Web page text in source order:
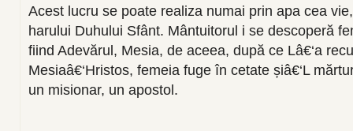
Acest lucru se poate realiza numai prin apa cea
harului Duhului Sfânt. Mântuitorul i se descoperă
fiind Adevărul, Mesia, de aceea, după ce Lâ€‘a
Mesiaâ€‘Hristos, femeia fuge în cetate șiâ€‘L
un misionar, un apostol.